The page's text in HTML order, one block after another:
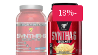
-18%